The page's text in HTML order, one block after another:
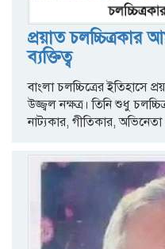
প্রয়াত চলচ্চিত্রকার
ব্যক্তিত্ব
বাংলা চলচ্চিত্রের
উজ্জ্বল নক্ষত্র। তিনি শুধু
নাট্যকার, গীতিকার, অভিনেতা